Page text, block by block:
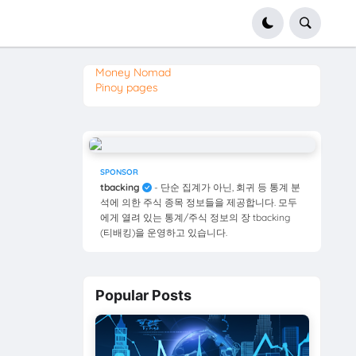
Money Nomad
Pinoy pages
SPONSOR
tbacking
- 단순 집계가 아닌, 회귀 등 통계 분
석에 의한 주식 종목 정보들을 제공합니다. 모두
에게 열려 있는 통계/주식 정보의 장 tbacking
(티배킹)을 운영하고 있습니다.
Popular Posts